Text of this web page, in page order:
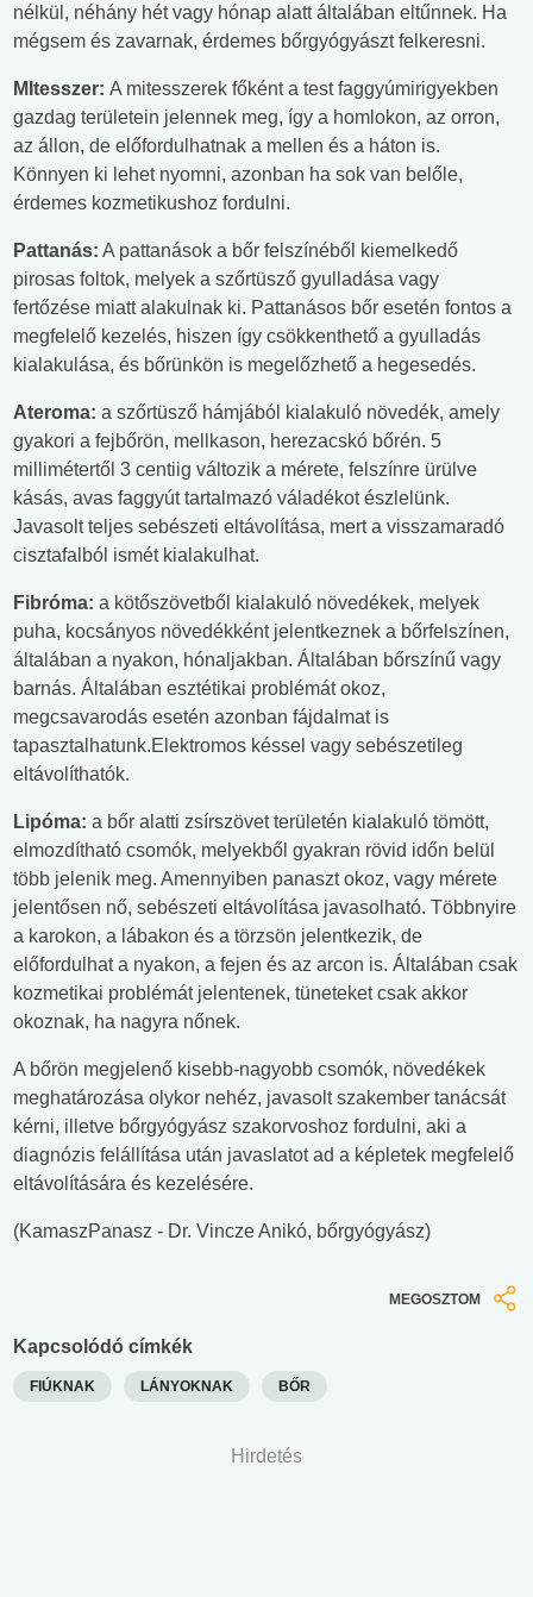
nélkül, néhány hét vagy hónap alatt általában eltűnnek. Ha
mégsem és zavarnak, érdemes bőrgyógyászt felkeresni.
MItesszer: A mitesszerek főként a test faggyúmirigyekben
gazdag területein jelennek meg, így a homlokon, az orron,
az állon, de előfordulhatnak a mellen és a háton is.
Könnyen ki lehet nyomni, azonban ha sok van belőle,
érdemes kozmetikushoz fordulni.
Pattanás: A pattanások a bőr felszínéből kiemelkedő
pirosas foltok, melyek a szőrtüsző gyulladása vagy
fertőzése miatt alakulnak ki. Pattanásos bőr esetén fontos a
megfelelő kezelés, hiszen így csökkenthető a gyulladás
kialakulása, és bőrünkön is megelőzhető a hegesedés.
Ateroma: a szőrtüsző hámjából kialakuló növedék, amely
gyakori a fejbőrön, mellkason, herezacskó bőrén. 5
millimétertől 3 centiig változik a mérete, felszínre ürülve
kásás, avas faggyút tartalmazó váladékot észlelünk.
Javasolt teljes sebészeti eltávolítása, mert a visszamaradó
cisztafalból ismét kialakulhat.
Fibróma: a kötőszövetből kialakuló növedékek, melyek
puha, kocsányos növedékként jelentkeznek a bőrfelszínen,
általában a nyakon, hónaljakban. Általában bőrszínű vagy
barnás. Általában esztétikai problémát okoz,
megcsavarodás esetén azonban fájdalmat is
tapasztalhatunk.Elektromos késsel vagy sebészetileg
eltávolíthatók.
Lipóma: a bőr alatti zsírszövet területén kialakuló tömött,
elmozdítható csomók, melyekből gyakran rövid időn belül
több jelenik meg. Amennyiben panaszt okoz, vagy mérete
jelentősen nő, sebészeti eltávolítása javasolható. Többnyire
a karokon, a lábakon és a törzsön jelentkezik, de
előfordulhat a nyakon, a fejen és az arcon is. Általában csak
kozmetikai problémát jelentenek, tüneteket csak akkor
okoznak, ha nagyra nőnek.
A bőrön megjelenő kisebb-nagyobb csomók, növedékek
meghatározása olykor nehéz, javasolt szakember tanácsát
kérni, illetve bőrgyógyász szakorvoshoz fordulni, aki a
diagnózis felállítása után javaslatot ad a képletek megfelelő
eltávolítására és kezelésére.
(KamaszPanasz - Dr. Vincze Anikó, bőrgyógyász)
MEGOSZTOM
Kapcsolódó címkék
FIÚKNAK LÁNYOKNAK BŐR
Hirdetés